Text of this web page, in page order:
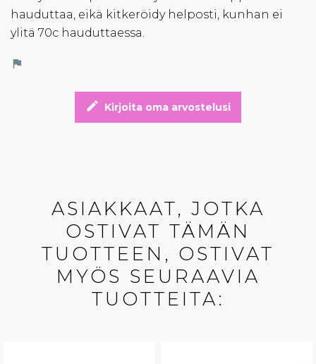
hauduttaa, eikä kitkeröidy helposti, kunhan ei
ylitä 70c hauduttaessa.
flag
edit Kirjoita oma arvostelusi
ASIAKKAAT, JOTKA
OSTIVAT TÄMÄN
TUOTTEEN, OSTIVAT
MYÖS SEURAAVIA
TUOTTEITA: